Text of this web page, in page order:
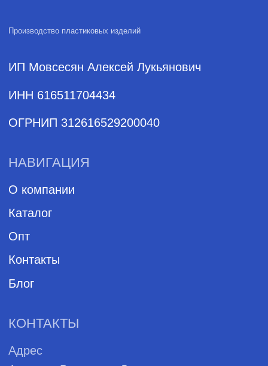
2026, А-Пластика